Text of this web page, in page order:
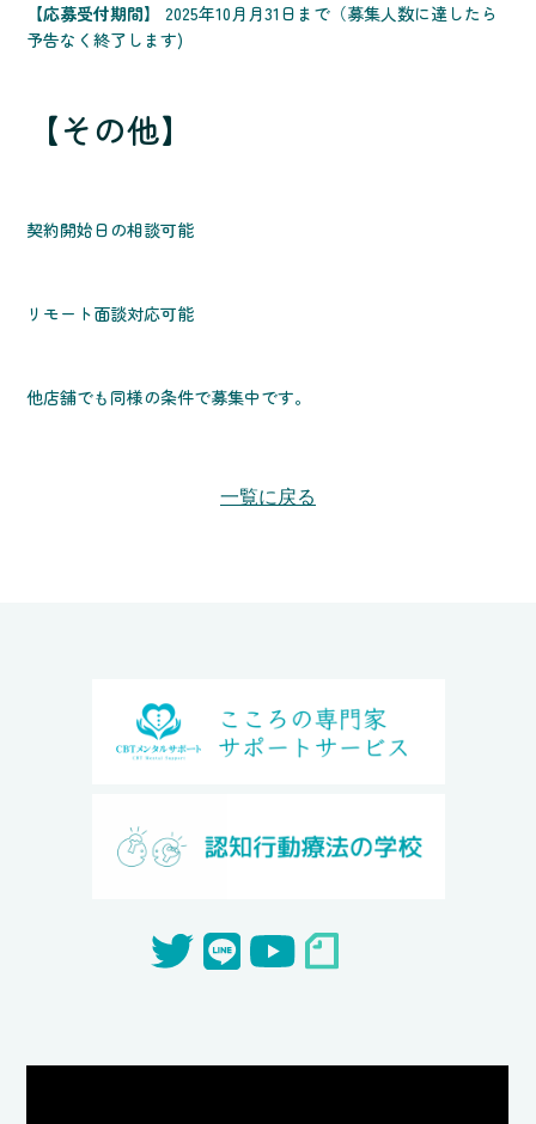
【応募受付期間】
2025年10月月31日まで（募集人数に達したら
予告なく終了します)
【その他】
契約開始日の相談可能
リモート面談対応可能
他店舗でも同様の条件で募集中です。
一覧に戻る